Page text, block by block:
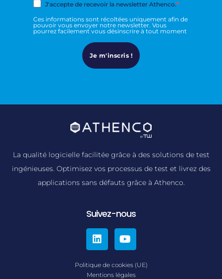
J'accepte de recevoir la newsletter Athenco.
Ces informations sont récoltées uniquement afin de
pouvoir vous envoyer notre newsletter. Vous
pourrez facilement vous désinscrire à tout moment
Je m'inscris !
La qualité logicielle facilitée grâce à des solutions de test
ingénieuses. Optimisez vos processus de test et livrez des
applications sans défauts grâce à Athenco.
Suivez-nous
Politique de cookies (UE)
Mentions légales